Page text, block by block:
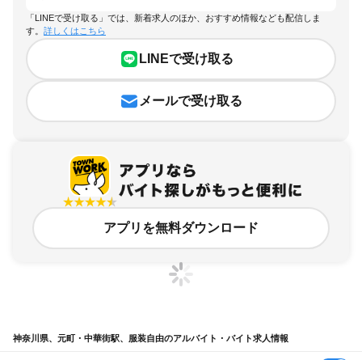
「LINEで受け取る」では、新着求人のほか、おすすめ情報なども配信しま
す。 詳しくはこちら
LINEで受け取る
メールで受け取る
アプリを無料ダウンロード
神奈川県、元町・中華街駅、服装自由のアルバイト・バイト求人情報